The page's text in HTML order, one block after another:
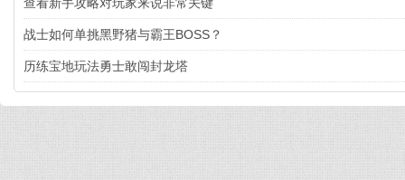
战士如何单挑黑野猪与霸王BOSS？
历练宝地玩法勇士敢闯封龙塔